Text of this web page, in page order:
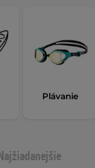
Plávanie